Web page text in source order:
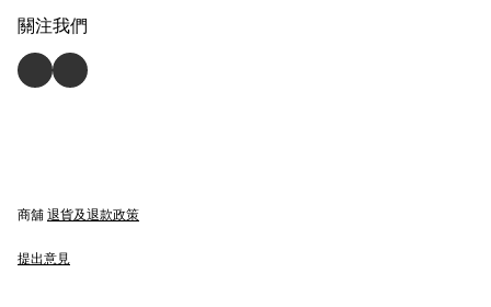
關注我們
商舖 退貨及退款政策
提出意見